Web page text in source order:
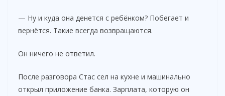
— Ну и куда она денется с ребёнком? Побегает и
вернётся. Такие всегда возвращаются.
Он ничего не ответил.
После разговора Стас сел на кухне и машинально
открыл приложение банка. Зарплата, которую он